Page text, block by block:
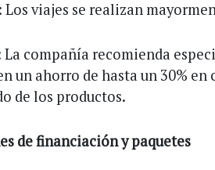
Los viajes se realizan
La compañía recomienda
un ahorro de hasta un 30%
de los productos.
de financiación y paquetes